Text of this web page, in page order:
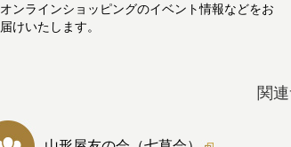
オンラインショッピングのイベント情報などをお
届けいたします。
関